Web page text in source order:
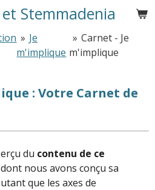
Stemmadenia
» Je
m'implique
» Carnet - Je
m'implique
: Votre Carnet de
du contenu de ce
nous avons conçu sa
que les axes de